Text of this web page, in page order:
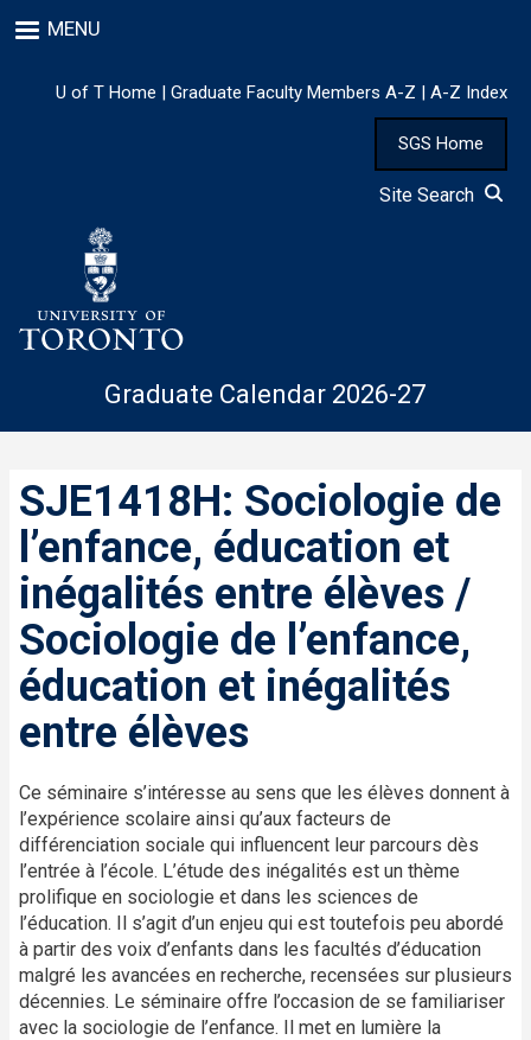
to
content
MENU
U of T Home | Graduate Faculty Members A-Z | A-Z Index
SGS Home
Site Search
Graduate Calendar 2026-27
SJE1418H: Sociologie de
l’enfance, éducation et
inégalités entre élèves /
Sociologie de l’enfance,
éducation et inégalités
entre élèves
Ce séminaire s’intéresse au sens que les élèves donnent à
l’expérience scolaire ainsi qu’aux facteurs de
différenciation sociale qui influencent leur parcours dès
l’entrée à l’école. L’étude des inégalités est un thème
prolifique en sociologie et dans les sciences de
l’éducation. Il s’agit d’un enjeu qui est toutefois peu abordé
à partir des voix d’enfants dans les facultés d’éducation
malgré les avancées en recherche, recensées sur plusieurs
décennies. Le séminaire offre l’occasion de se familiariser
avec la sociologie de l’enfance. Il met en lumière la